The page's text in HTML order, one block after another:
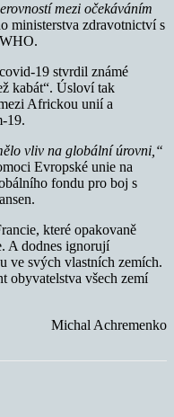
mezi očekáváním
ministerstva zdravotnictví s
19 stvrdil známé
kabát“. Úsloví tak
Africkou unií a
19.
vliv na globální úrovni,“
Evropské unie na
fondu pro boj s
které opakovaně
A dodnes ignorují
ve svých vlastních zemích.
obyvatelstva všech zemí
Michal Achremenko